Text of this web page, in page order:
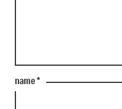
name*